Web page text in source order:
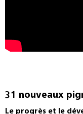
31 nouveaux
Le progrès et le